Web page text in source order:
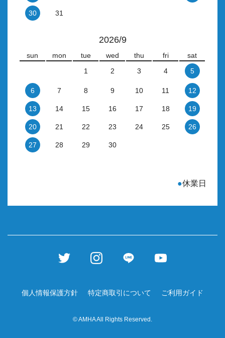
30 31
2026/9
sun mon tue wed thu fri
sat
1
2 3 4 5
6 7 8 9 10 11 12
13 14 15 16 17 18 19
20 21 22 23 24 25 26
27 28 29 30
●休業日
個人情報保護方針 特定商取引について ご利用ガイド
© AMHA All Rights Reserved.